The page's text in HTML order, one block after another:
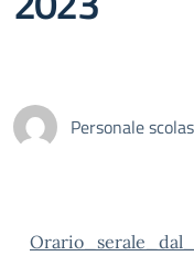
Personale